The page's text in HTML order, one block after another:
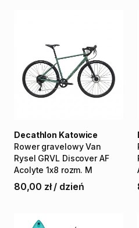
Rower gravelowy Van
Rysel GRVL Discover AF
Acolyte 1x8 rozm. M
Decathlon Katowice
80,00 zł / dzień